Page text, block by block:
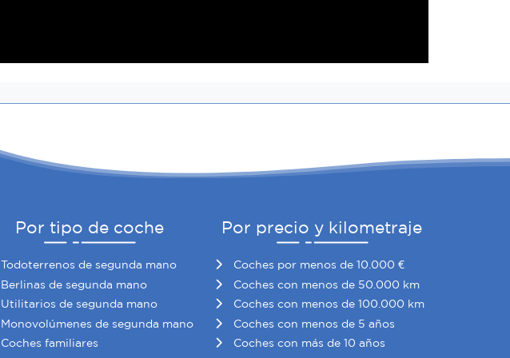
Por tipo de coche
Todoterrenos de segunda mano
Berlinas de segunda mano
Utilitarios de segunda mano
Monovolúmenes de segunda mano
Coches familiares
Por precio y kilometraje
Coches por menos de 10.000 €
Coches con menos de 50.000 km
Coches con menos de 100.000 km
Coches con menos de 5 años
Coches con más de 10 años